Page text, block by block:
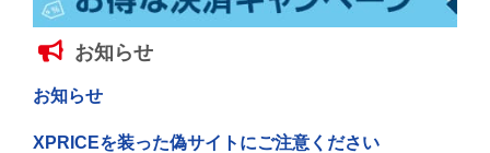
お知らせ
お知らせ
XPRICEを装った偽サイトにご注意ください